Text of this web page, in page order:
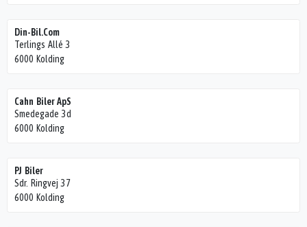
Din-Bil.Com
Terlings Allé 3
6000 Kolding
Cahn Biler ApS
Smedegade 3d
6000 Kolding
PJ Biler
Sdr. Ringvej 37
6000 Kolding